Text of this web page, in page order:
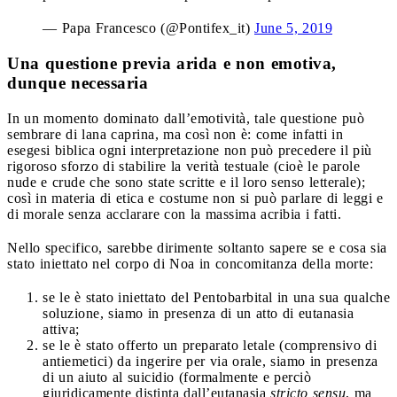
— Papa Francesco (@Pontifex_it) June 5, 2019
Una questione previa arida e non emotiva,
dunque necessaria
In un momento dominato dall’emotività, tale questione può
sembrare di lana caprina, ma così non è: come infatti in
esegesi biblica ogni interpretazione non può precedere il più
rigoroso sforzo di stabilire la verità testuale (cioè le parole
nude e crude che sono state scritte e il loro senso letterale);
così in materia di etica e costume non si può parlare di leggi e
di morale senza acclarare con la massima acribia i fatti.
Nello specifico, sarebbe dirimente soltanto sapere se e cosa sia
stato iniettato nel corpo di Noa in concomitanza della morte:
se le è stato iniettato del Pentobarbital in una sua qualche
soluzione, siamo in presenza di un atto di eutanasia
attiva;
se le è stato offerto un preparato letale (comprensivo di
antiemetici) da ingerire per via orale, siamo in presenza
di un aiuto al suicidio (formalmente e perciò
giuridicamente distinta dall’eutanasia stricto sensu, ma